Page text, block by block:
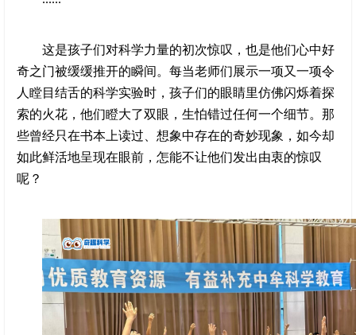
这是孩子们对科学力量的初次惊叹，也是他们心中好
奇之门被缓缓推开的瞬间。每当老师们展示一项又一项令
人瞠目结舌的科学实验时，孩子们的眼睛里仿佛闪烁着探
索的火花，他们瞪大了双眼，生怕错过任何一个细节。那
些曾经只在书本上读过、想象中存在的奇妙现象，如今却
如此鲜活地呈现在眼前，怎能不让他们发出由衷的惊叹
呢？